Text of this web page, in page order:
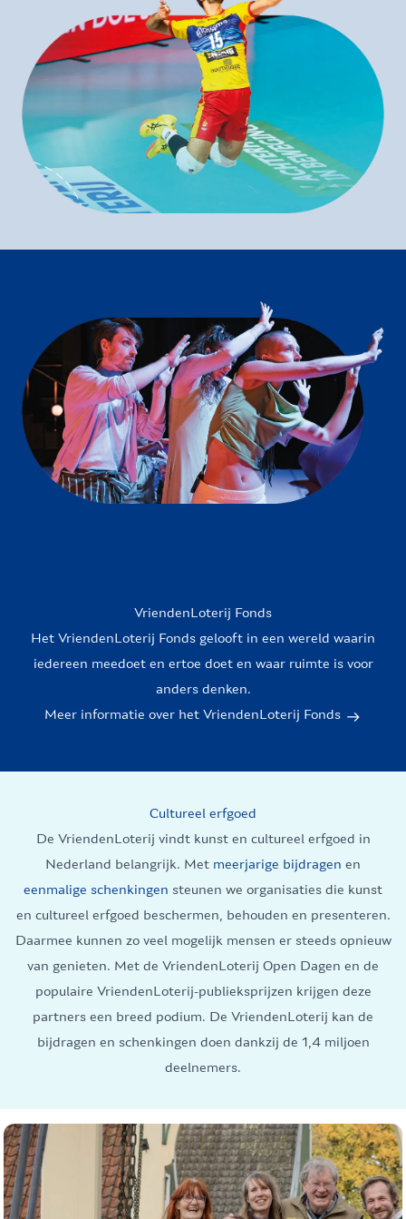
VriendenLoterij Fonds
Het VriendenLoterij Fonds gelooft in een wereld waarin
iedereen meedoet en ertoe doet en waar ruimte is voor
anders denken.
Meer informatie over het VriendenLoterij Fonds
Cultureel erfgoed
De VriendenLoterij vindt kunst en cultureel erfgoed in
Nederland belangrijk. Met meerjarige bijdragen en
eenmalige schenkingen steunen we organisaties die kunst
en cultureel erfgoed beschermen, behouden en presenteren.
Daarmee kunnen zo veel mogelijk mensen er steeds opnieuw
van genieten. Met de VriendenLoterij Open Dagen en de
populaire VriendenLoterij-publieksprijzen krijgen deze
partners een breed podium. De VriendenLoterij kan de
bijdragen en schenkingen doen dankzij de 1,4 miljoen
deelnemers.